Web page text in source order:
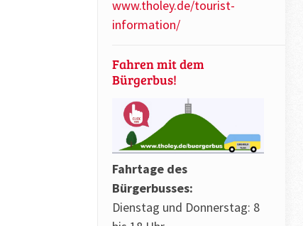
www.tholey.de/tourist-
information/
Fahren mit dem
Bürgerbus!
Fahrtage des
Bürgerbusses:
Dienstag und Donnerstag: 8